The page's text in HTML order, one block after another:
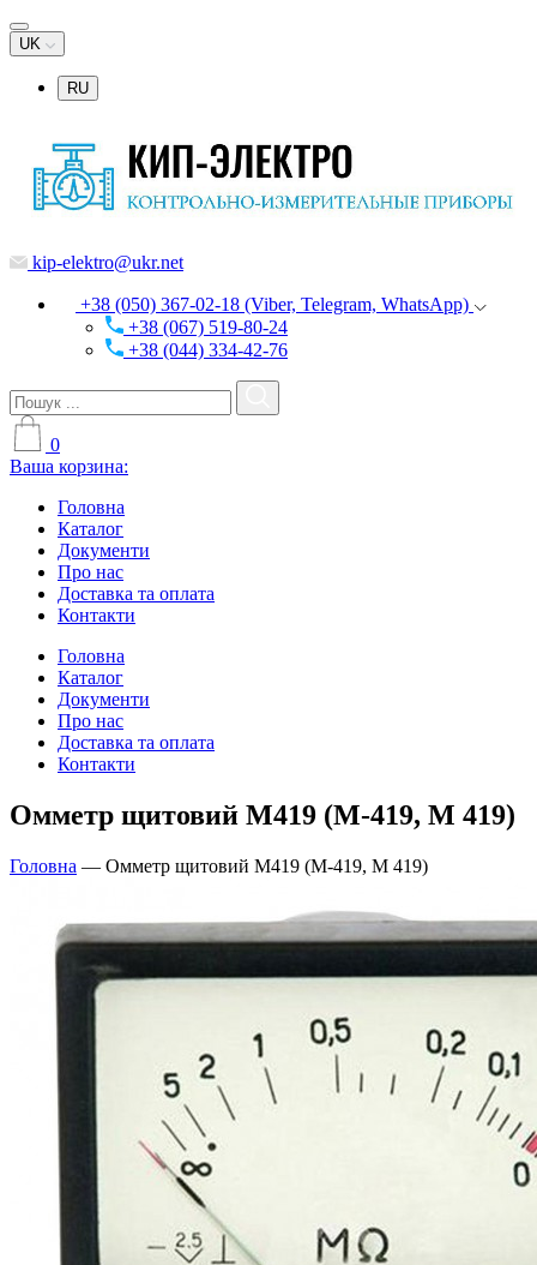
UK
RU
kip-elektro@ukr.net
+38 (050) 367-02-18 (Viber, Telegram, WhatsApp)
+38 (067) 519-80-24
+38 (044) 334-42-76
0
Ваша корзина:
Головна
Каталог
Документи
Про нас
Доставка та оплата
Контакти
Головна
Каталог
Документи
Про нас
Доставка та оплата
Контакти
Омметр щитовий М419 (М-419, М 419)
Головна — Омметр щитовий М419 (М-419, М 419)